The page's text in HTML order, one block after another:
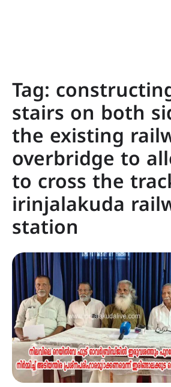
Tag:
stairs on both
the existing
overbridge to
to cross the
irinjalakuda
station